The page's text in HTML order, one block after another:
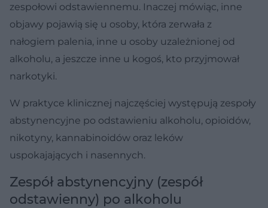
zespołowi odstawiennemu. Inaczej mówiąc, inne
objawy pojawią się u osoby, która zerwała z
nałogiem palenia, inne u osoby uzależnionej od
alkoholu, a jeszcze inne u kogoś, kto przyjmował
narkotyki.
W praktyce klinicznej najczęściej występują zespoły
abstynencyjne po odstawieniu alkoholu, opioidów,
nikotyny, kannabinoidów oraz leków
uspokajających i nasennych.
Zespół abstynencyjny (zespół
odstawienny) po alkoholu